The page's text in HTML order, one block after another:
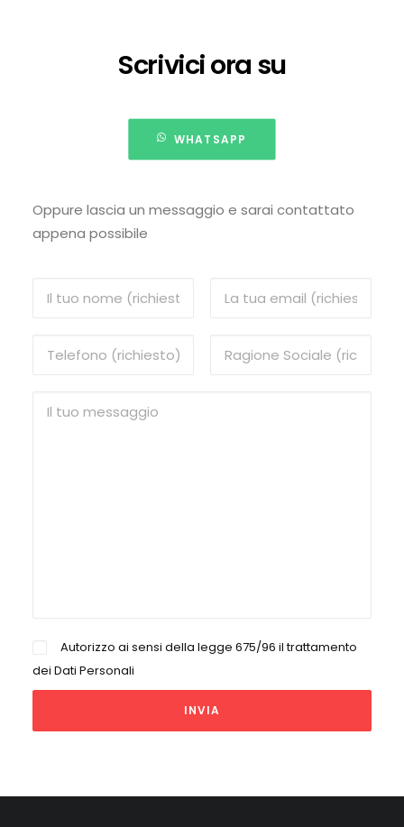
Scrivici ora su
WHATSAPP
Oppure lascia un messaggio e sarai contattato
appena possibile
Autorizzo ai sensi della legge 675/96 il trattamento
dei Dati Personali